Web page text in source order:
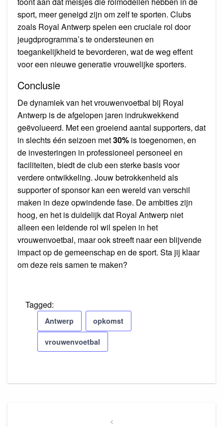
sport, meer geneigd zijn om zelf te sporten. Clubs
zoals Royal Antwerp spelen een cruciale rol door
jeugdprogramma’s te ondersteunen en
toegankelijkheid te bevorderen, wat de weg effent
voor een nieuwe generatie vrouwelijke sporters.
Conclusie
De dynamiek van het vrouwenvoetbal bij Royal
Antwerp is de afgelopen jaren indrukwekkend
geëvolueerd. Met een groeiend aantal supporters, dat
in slechts één seizoen met30% is toegenomen, en
de investeringen in professioneel personeel en
faciliteiten, biedt de club een sterke basis voor
verdere ontwikkeling. Jouw betrokkenheid als
supporter of sponsor kan een wereld van verschil
maken in deze opwindende fase. De ambities zijn
hoog, en het is duidelijk dat Royal Antwerp niet
alleen een leidende rol wil spelen in het
vrouwenvoetbal, maar ook streeft naar een blijvende
impact op de gemeenschap en de sport. Sta jij klaar
om deze reis samen te maken?
Tagged:
Antwerp opkomst
vrouwenvoetbal
Previous